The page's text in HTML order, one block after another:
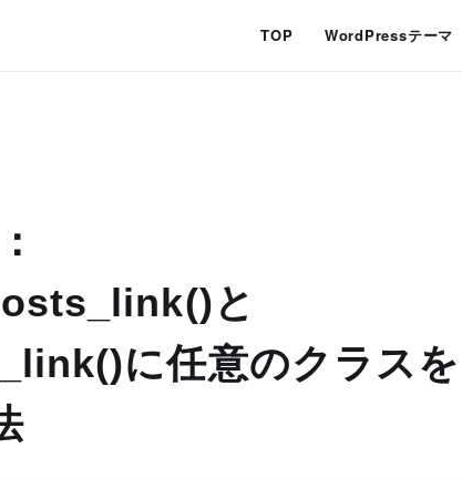
TOP WordPressテーマ
と
に任意のクラスを